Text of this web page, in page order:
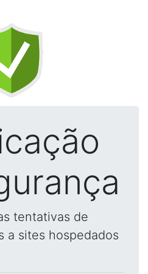
tentativas de
a sites hospedados